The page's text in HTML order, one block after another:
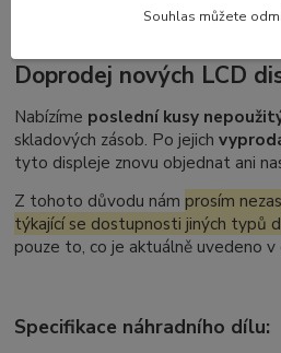
Doprodej nových LCD
Nabízíme poslední kusy
skladových zásob. Po jejich
tyto displeje znovu objednat ani
Z tohoto důvodu nám prosím
týkající se dostupnosti jiných typů
pouze to, co je aktuálně uvedeno v
Specifikace náhradního dílu:
Souhlas můžete